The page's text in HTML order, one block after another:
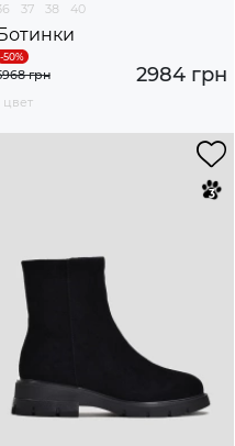
37 38 40
2984 грн
грн
цвет